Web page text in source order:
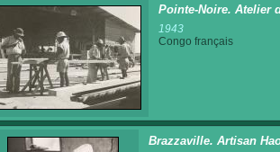
Pointe-Noire. Atelier
1943
Congo français
Brazzaville. Artisan